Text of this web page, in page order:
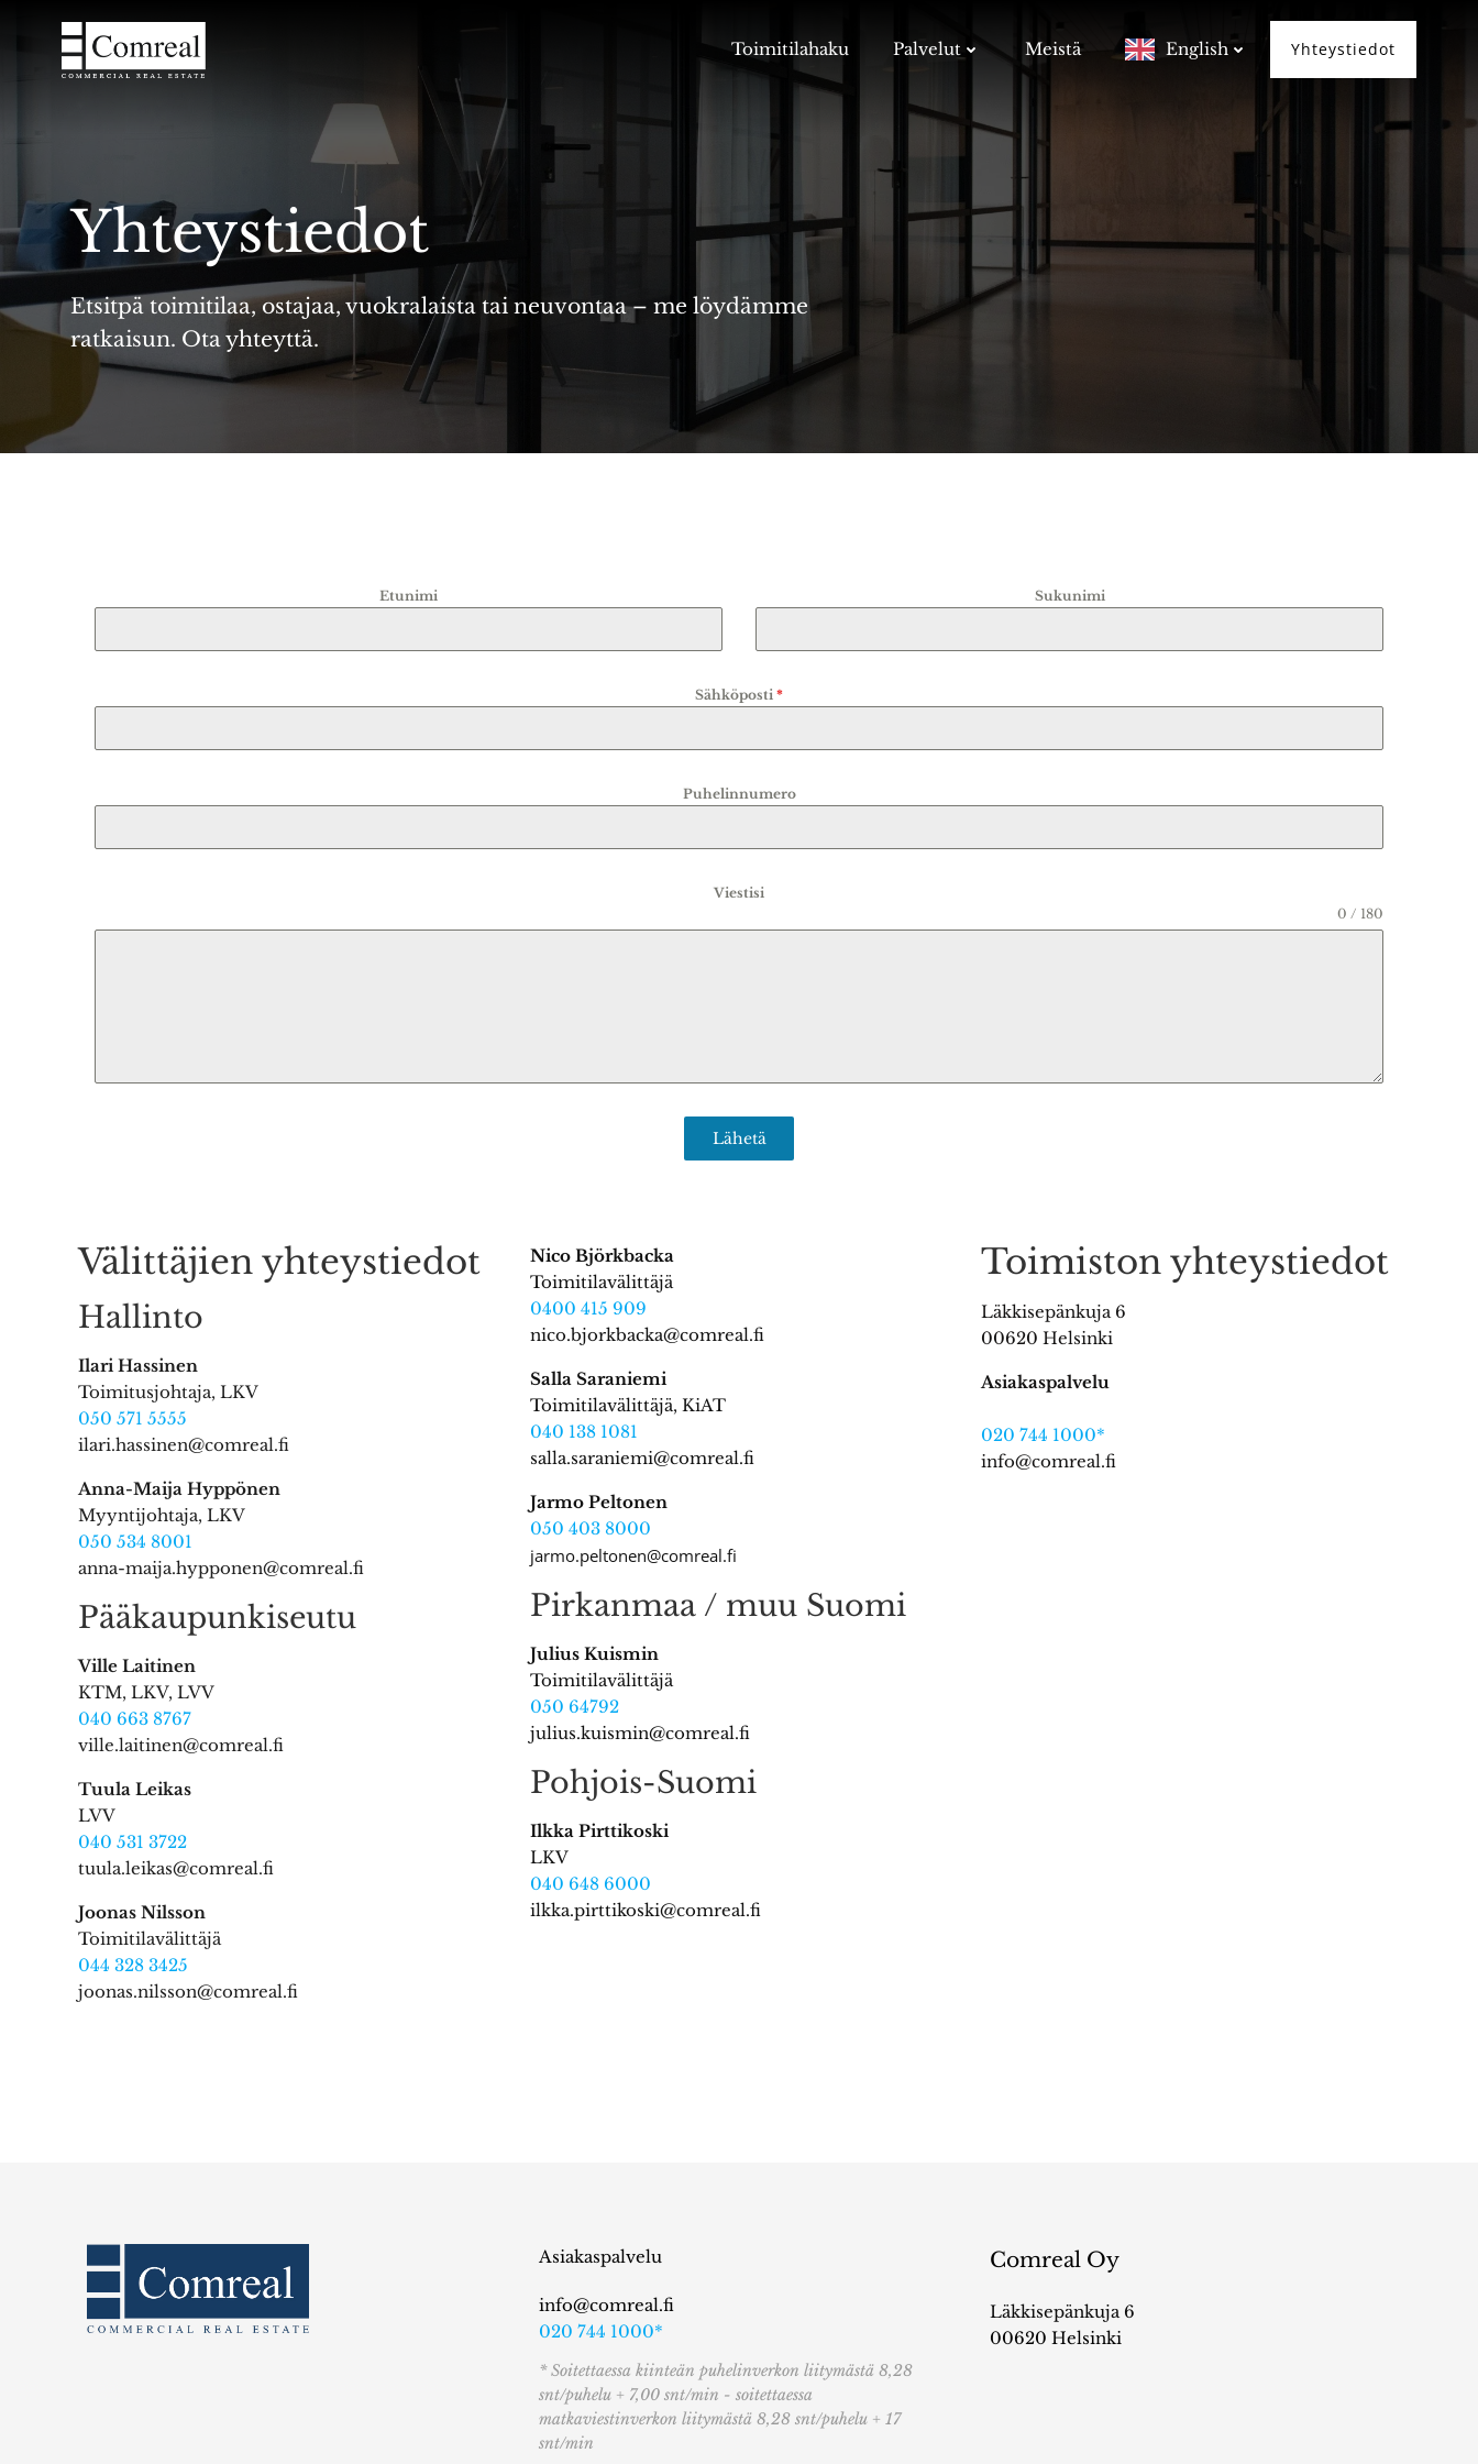
content
Toimitilahaku Palvelut Meistä English Yhteystiedot
Yhteystiedot
Etsitpä toimitilaa, ostajaa, vuokralaista tai neuvontaa – me löydämme
ratkaisun. Ota yhteyttä.
Etunimi Sukunimi
Sähköposti *
Puhelinnumero
Viestisi
0 / 180
Lähetä
Välittäjien yhteystiedot
Hallinto
Ilari Hassinen
Toimitusjohtaja, LKV
050 571 5555
ilari.hassinen@comreal.fi
Anna-Maija Hyppönen
Myyntijohtaja, LKV
050 534 8001
anna-maija.hypponen@comreal.fi
Pääkaupunkiseutu
Ville Laitinen
KTM, LKV, LVV
040 663 8767
ville.laitinen@comreal.fi
Tuula Leikas
LVV
040 531 3722
tuula.leikas@comreal.fi
Joonas Nilsson
Toimitilavälittäjä
044 328 3425
joonas.nilsson@comreal.fi
Nico Björkbacka
Toimitilavälittäjä
0400 415 909
nico.bjorkbacka@comreal.fi
Salla Saraniemi
Toimitilavälittäjä, KiAT
040 138 1081
salla.saraniemi@comreal.fi
Jarmo Peltonen
050 403 8000
jarmo.peltonen@comreal.fi
Pirkanmaa / muu Suomi
Julius Kuismin
Toimitilavälittäjä
050 64792
julius.kuismin@comreal.fi
Pohjois-Suomi
Ilkka Pirttikoski
LKV
040 648 6000
ilkka.pirttikoski@comreal.fi
Toimiston yhteystiedot
Läkkisepänkuja 6
00620 Helsinki
Asiakaspalvelu
020 744 1000*
info@comreal.fi
Asiakaspalvelu
info@comreal.fi
020 744 1000*
* Soitettaessa kiinteän puhelinverkon liitymästä 8,28
snt/puhelu + 7,00 snt/min - soitettaessa
matkaviestinverkon liitymästä 8,28 snt/puhelu + 17
snt/min
Comreal Oy
Läkkisepänkuja 6
00620 Helsinki